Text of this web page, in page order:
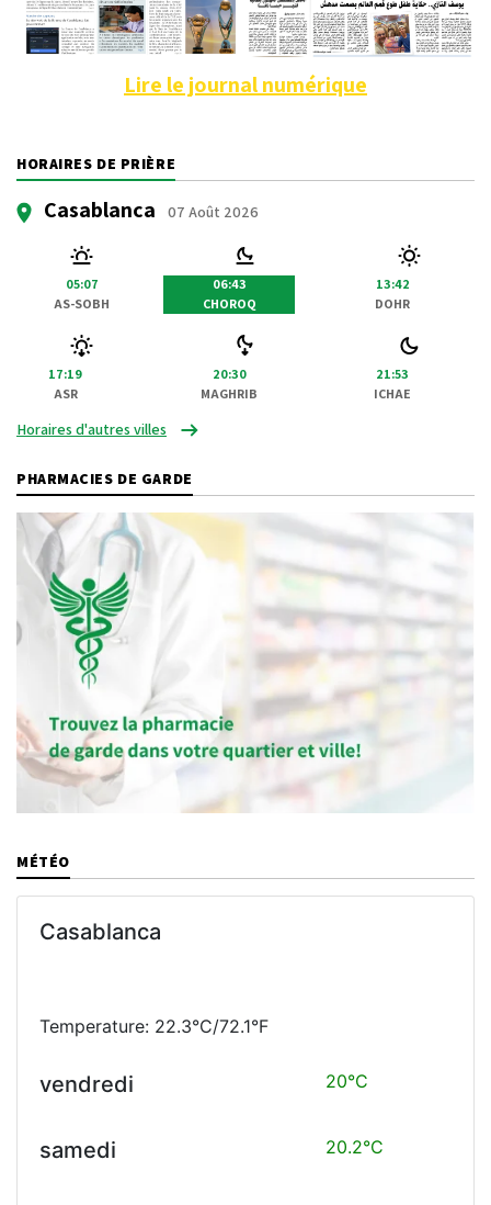
Lire le journal numérique
HORAIRES DE PRIÈRE
Casablanca 07 Août 2026
05:07
AS-SOBH
06:43
CHOROQ
13:42
DOHR
17:19
ASR
20:30
MAGHRIB
21:53
ICHAE
Horaires d'autres villes
PHARMACIES DE GARDE
MÉTÉO
Casablanca
Temperature: 22.3°C/72.1°F
vendredi 20°C
samedi 20.2°C